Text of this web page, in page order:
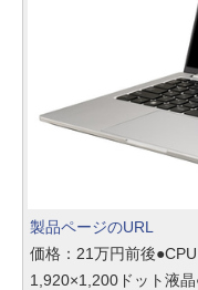
製品ページのURL
価格：21万円前後
1,920×1,200ドット液